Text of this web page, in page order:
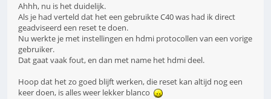
Ahhh, nu is het duidelijk.
Als je had verteld dat het een gebruikte C40 was had ik direct
geadviseerd een reset te doen.
Nu werkte je met instellingen en hdmi protocollen van een vorige
gebruiker.
Dat gaat vaak fout, en dan met name het hdmi deel.
Hoop dat het zo goed blijft werken, die reset kan altijd nog een
keer doen, is alles weer lekker blanco